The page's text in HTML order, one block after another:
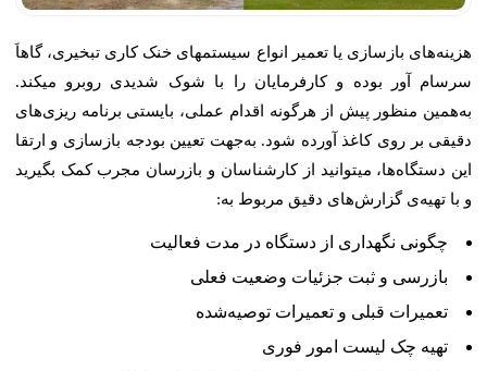
هزینه‌های بازسازی یا تعمیر انواع سیستمهای خنک کاری تبخیری، گاهاَ
سرسام آور بوده و کارفرمایان را با شوک شدیدی روبرو میکند.
به‌همین منظور پیش از هرگونه اقدام عملی، بایستی برنامه ریزی‌های
دقیقی بر روی کاغذ آورده شود. به‌جهت تعیین بودجه بازسازی و ارتقا
این دستگاه‌ها، میتوانید از کارشناسان و بازرسان مجرب کمک بگیرید
و با تهیه‌ی گزارش‌های دقیق مربوط به:
چگونی نگهداری از دستگاه در مدت فعالیت
بازرسی و ثبت جزئیات وضعیت فعلی
تعمیرات قبلی و تعمیرات توصیه‌شده
تهیه چک لیست امور فوری